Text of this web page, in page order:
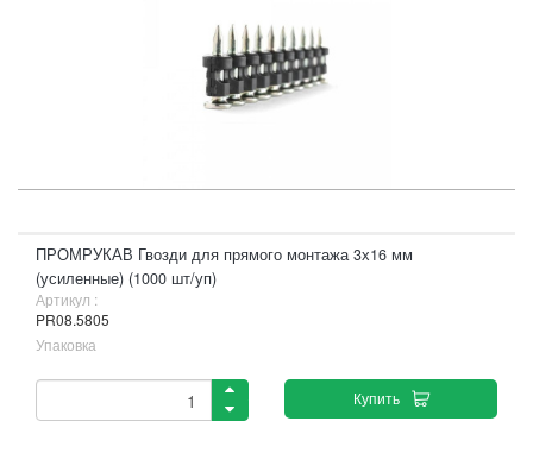
ПРОМРУКАВ Гвозди для прямого монтажа 3х16 мм
(усиленные) (1000 шт/уп)
Артикул :
PR08.5805
Упаковка
Купить